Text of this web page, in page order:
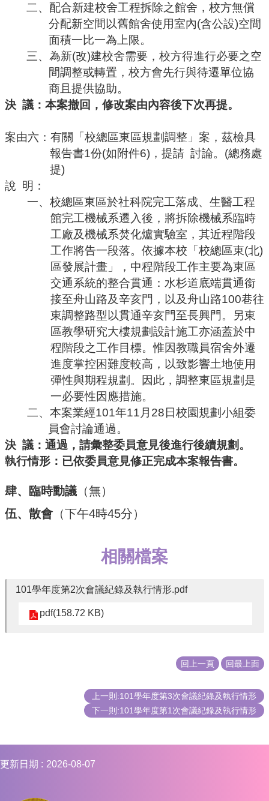
二、配合新建校舍工程拆除之館舍，校方無償
分配新空間以舊館舍使用室內(含公設)空間
面積一比一為上限。
三、為新(改)建校舍需要，校方得進行必要之空
間調整或轉置，校方會先行與待遷單位協
商且提供協助。
決 議：本案撤回，修改案由內容後下次再提。
案由六：有關「校總區東區規劃調整」案，茲檢具
報告書1份(如附件6) ，提請 討論。 (總務處
提)
說 明：
一、校總區東區於社科院完工落成、生醫工程
館完工機械系遷入後，將拆除機械系臨時
工廠及機械系焚化爐實驗室，其近程階段
工作將告一段落。依據本校「校總區東(北)
區發展計畫」，中程階段工作主要為東區
交通系統的整合貫通：水杉道底端貫通銜
接至舟山路及辛亥門，以及舟山路100巷往
東調整路型以貫通辛亥門至長興門。
另東
區教學研究大樓規劃設計施工亦涵蓋於中
程階段之工作目標。惟因教職員宿舍外遷
進度掌控困難度較高，以致影響土地使用
彈性與期程規劃。因此，調整東區規劃是
一必要性因應措施。
二、本案業經101年11 月 28 日校園規劃小組委
員會討論通過。
決 議：通過，請彙整委員意見後進行後續規劃。
執行情形：已依委員意見修正完成本案報告書。
肆、臨時動議 （無）
伍、散會 （下午4時45分）
相關檔案
101學年度第2次會議紀錄及執行情形.pdf
pdf(158.72 KB)
回上一頁 回最上面
上一則:101學年度第3次會議紀錄及執行情形
下一則:101學年度第1次會議紀錄及執行情形
更新日期 2026-08-07